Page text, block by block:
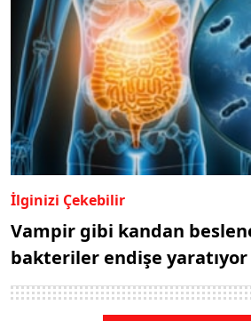
İlginizi Çekebilir
Vampir gibi kandan
bakteriler endişe yaratıyor